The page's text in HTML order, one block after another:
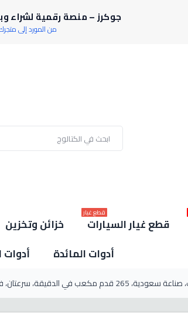
جوكرز – منصة رقمية لشراء
من المورد إلى
قطع غيار السيارات
قطع غيار
خزائن وتخزين
أدوات المائدة